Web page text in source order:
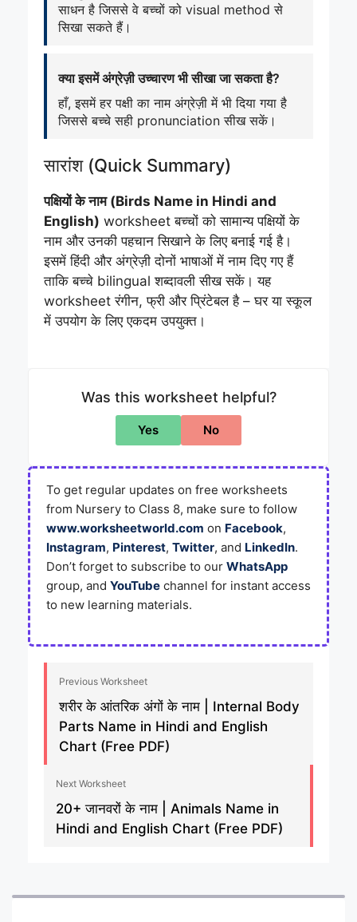
साधन है जिससे वे बच्चों को visual method से
सिखा सकते हैं।
क्या इसमें अंग्रेज़ी उच्चारण भी सीखा जा सकता है?
हाँ, इसमें हर पक्षी का नाम अंग्रेज़ी में भी दिया गया है
जिससे बच्चे सही pronunciation सीख सकें।
सारांश (Quick Summary)
पक्षियों के नाम (Birds Name in Hindi and
English) worksheet बच्चों को सामान्य पक्षियों के
नाम और उनकी पहचान सिखाने के लिए बनाई गई है।
इसमें हिंदी और अंग्रेज़ी दोनों भाषाओं में नाम दिए गए हैं
ताकि बच्चे bilingual शब्दावली सीख सकें। यह
worksheet रंगीन, फ्री और प्रिंटेबल है – घर या स्कूल
में उपयोग के लिए एकदम उपयुक्त।
Was this worksheet helpful?
Yes No
To get regular updates on free worksheets
from Nursery to Class 8, make sure to follow
www.worksheetworld.com on Facebook,
Instagram, Pinterest, Twitter, and LinkedIn.
Don’t forget to subscribe to our WhatsApp
group, and YouTube channel for instant access
to new learning materials.
Previous Worksheet
शरीर के आंतरिक अंगों के नाम | Internal Body
Parts Name in Hindi and English
Chart (Free PDF)
Next Worksheet
20+ जानवरों के नाम | Animals Name in
Hindi and English Chart (Free PDF)